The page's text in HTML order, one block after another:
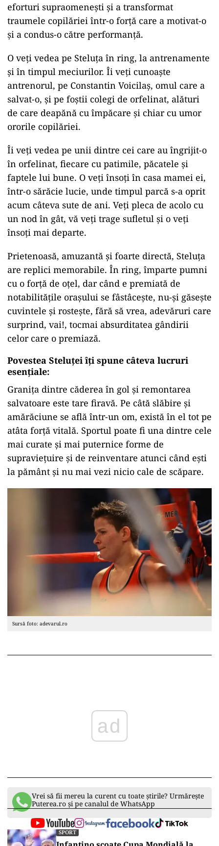
eforturi supraomeneşti şi a transformat
traumele copilăriei într-o forţă care a motivat-o
şi a condus-o către performanţă.
O veţi vedea pe Steluţa în ring, la antrenamente
şi în timpul meciurilor. Îi veţi cunoaşte
antrenorul, pe Constantin Voicilaş, omul care a
salvat-o, şi pe foştii colegi de orfelinat, alături
de care deapănă cu împăcare şi chiar cu umor
ororile copilăriei.
Îi veţi vedea pe unii dintre cei care au îngrijit-o
în orfelinat, fiecare cu patimile, păcatele şi
faptele lui bune. O veţi însoţi în casa mamei ei,
într-o sărăcie lucie, unde timpul parcă s-a oprit
acum câteva sute de ani. Veţi pleca de acolo cu
un nod în gât, vă veţi trage sufletul şi o veţi
însoţi mai departe.
Prietenoasă, amuzantă şi foarte directă, Steluţa
are replici memorabile. În ring, împarte pumni
cu o forţă de oţel, dar când e premiată de
notabilităţile oraşului se fâstâceşte, nu-şi găseşte
cuvintele şi rosteşte, fără să vrea, adevăruri care
surprind, vai!, tocmai absurditatea gândirii
celor care o premiază.
Povestea Steluţei îţi spune câteva lucruri
esenţiale:
Graniţa dintre căderea în gol şi remontarea
salvatoare este tare firavă. Pe câtă slăbire şi
amărăciune se află într-un om, există în el tot pe
atâta forţă vitală. Sportul poate fi una dintre cele
mai curate şi mai puternice forme de
supravieţuire şi de reinventare atunci când eşti
la pământ şi nu mai vezi nicio cale de scăpare.
Sursă foto: adevarul.ro
ad
Vrei să fii mereu la curent cu toate știrile? Urmărește
Puterea.ro și pe canalul de WhatsApp
SPORT